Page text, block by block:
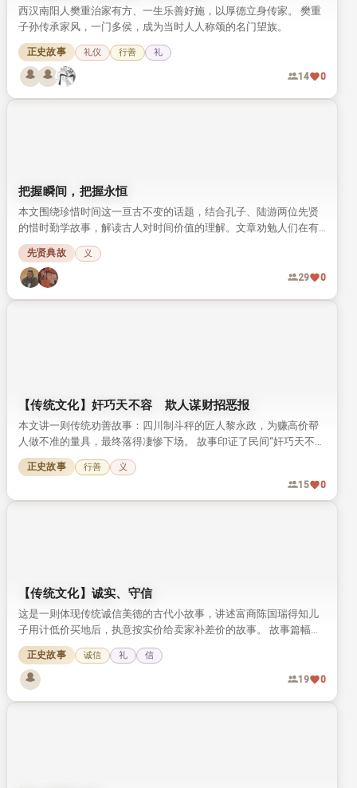
西汉南阳人樊重治家有方、一生乐善好施，以厚德立身传家。 樊重
子孙传承家风，一门多侯，成为当时人人称颂的名门望族。
正史故事 礼仪 行善 礼
14 0
把握瞬间，把握永恒
本文围绕珍惜时间这一亘古不变的话题，结合孔子、陆游两位先贤
的惜时勤学故事，解读古人对时间价值的理解。文章劝勉人们在有
限的生命里，多做有意义的事，把握每一个瞬间才能留住永恒。
先贤典故 义
29 0
【传统文化】奸巧天不容 欺人谋财招恶报
本文讲一则传统劝善故事：四川制斗秤的匠人黎永政，为赚高价帮
人做不准的量具，最终落得凄惨下场。 故事印证了民间“奸巧天不
容”的善恶观，劝人不可为了钱财违背道义。
正史故事 行善 义
15 0
【传统文化】诚实、守信
这是一则体现传统诚信美德的古代小故事，讲述富商陈国瑞得知儿
子用计低价买地后，执意按实价给卖家补差价的故事。 故事篇幅短
小，却将传统文化中诚实守信的可贵品质展现得十分鲜活。
正史故事 诚信 礼 信
19 0